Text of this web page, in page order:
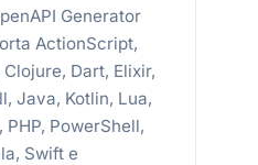
Generator
ActionScript,
Dart, Elixir,
Java, Kotlin, Lua,
PowerShell,
Swift e